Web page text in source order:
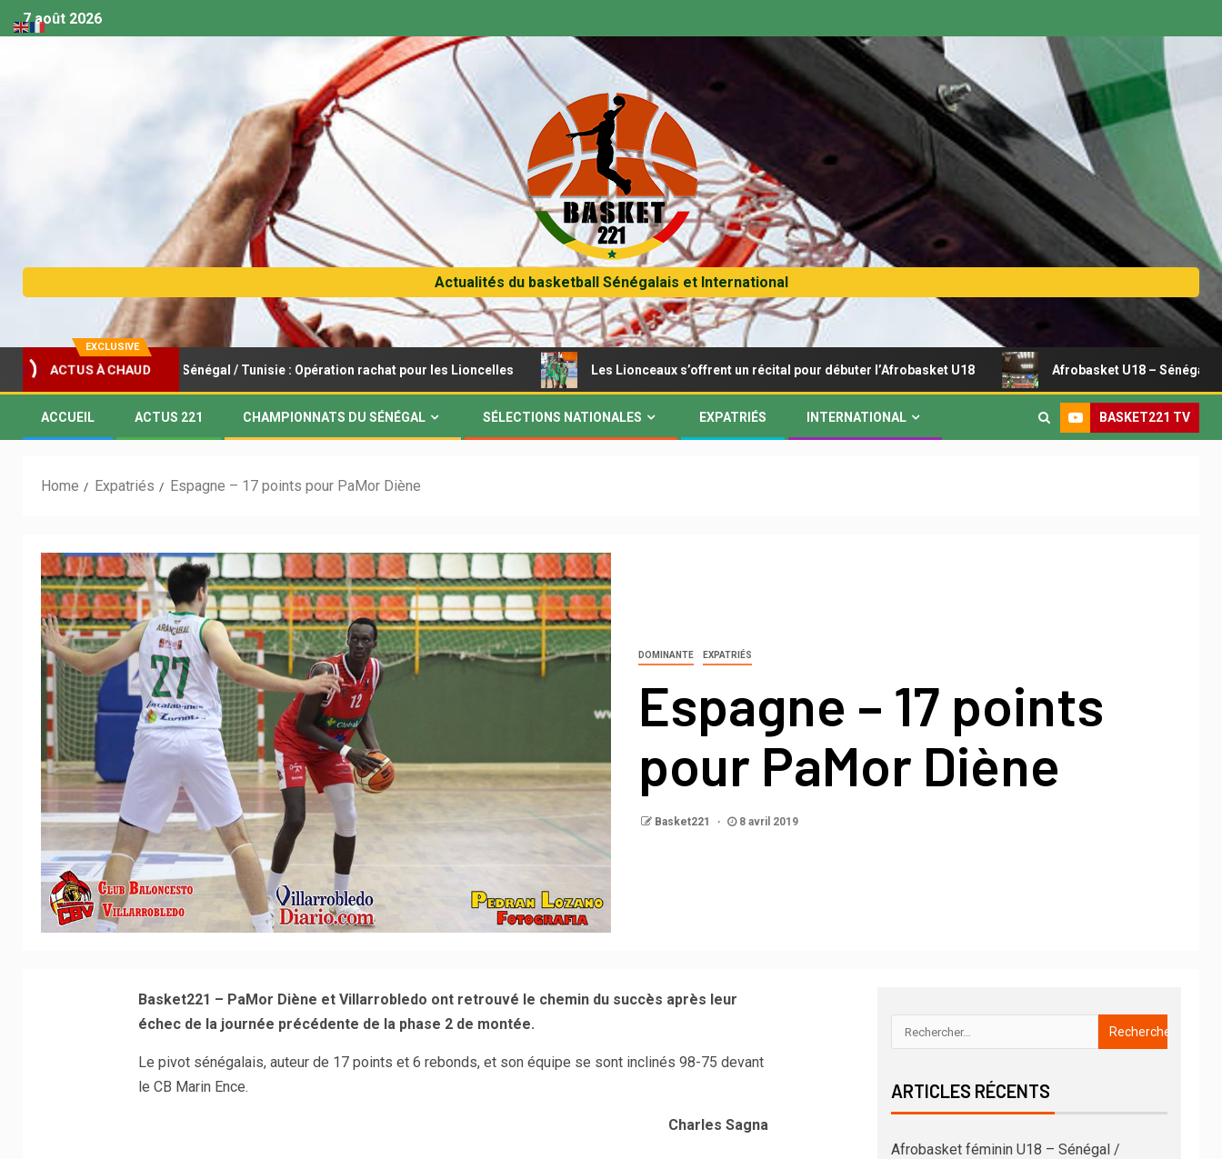
7 août 2026
Actualités du basketball Sénégalais et International
EXCLUSIVE
ACTUS À CHAUD
féminin U18 – Sénégal / Tunisie : Opération rachat pour les Lioncelles Les Lionceaux s’offrent un récital pour débuter l’Afrobasket U18 Afrobasket U18 – Sénégal vs
ACCUEIL ACTUS 221 CHAMPIONNATS DU SÉNÉGAL SÉLECTIONS NATIONALES EXPATRIÉS INTERNATIONAL BASKET221 TV
Home Expatriés Espagne – 17 points pour PaMor Diène
DOMINANTE EXPATRIÉS
Espagne – 17 points
pour PaMor Diène
Basket221 8 avril 2019
Basket221 – PaMor Diène et Villarrobledo ont retrouvé le chemin du succès après leur
échec de la journée précédente de la phase 2 de montée.
Le pivot sénégalais, auteur de 17 points et 6 rebonds, et son équipe se sont inclinés 98-75 devant
le CB Marin Ence.
Charles Sagna
ARTICLES RÉCENTS
Afrobasket féminin U18 – Sénégal /